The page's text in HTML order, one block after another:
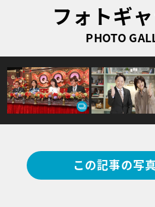
フォトギ
PHOTO
この記事の写